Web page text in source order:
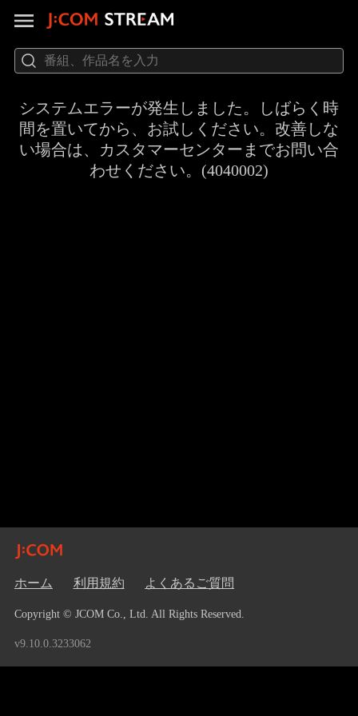
システムエラーが発生しました。しばらく時
間を置いてから、お試しください。改善しな
い場合は、カスタマーセンターまでお問い合
わせください。(4040002)
ホーム 利用規約 よくあるご質問
Copyright © JCOM Co., Ltd. All Rights Reserved.
v9.10.0.3233062